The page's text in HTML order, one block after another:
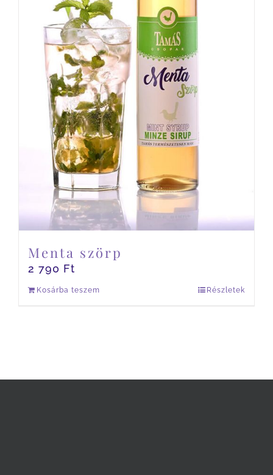
Menta szörp
2 790 Ft
Kosárba teszem Részletek